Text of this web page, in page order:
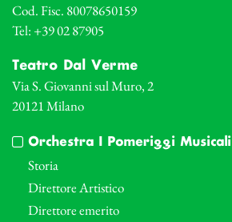
Cod. Fisc. 80078650159
Tel: +39 02 87905
Teatro Dal Verme
Via S. Giovanni sul Muro, 2
20121 Milano
Orchestra I Pomeriggi Musicali
Storia
Direttore Artistico
Direttore emerito